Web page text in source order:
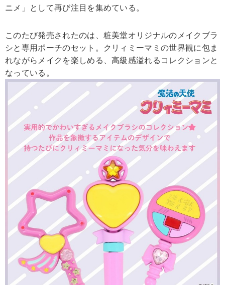
ニメ」として再び注目を集めている。
このたび発売されたのは、粧美堂オリジナルのメイクブラ
シと専用ポーチのセット。クリィミーマミの世界観に包ま
れながらメイクを楽しめる、高級感溢れるコレクションと
なっている。